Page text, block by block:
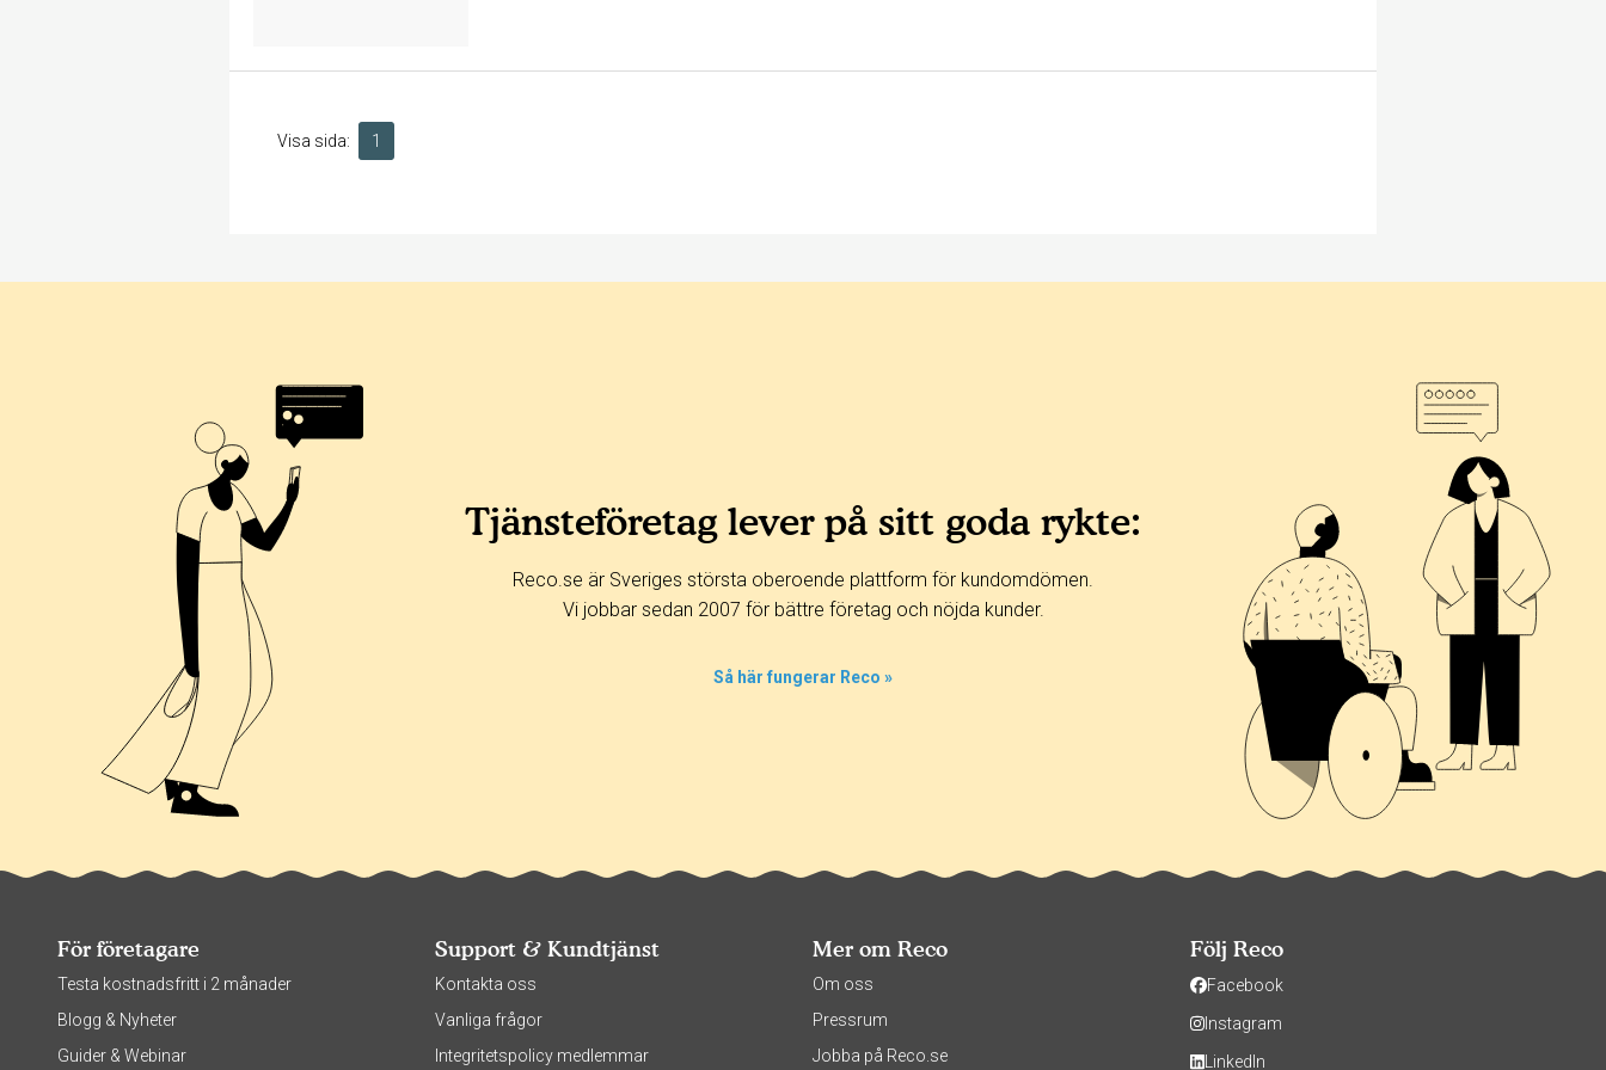
Visa sida: 1
Tjänsteföretag lever på sitt goda rykte:
Reco.se är Sveriges största oberoende plattform för kundomdömen.
Vi jobbar sedan 2007 för bättre företag och nöjda kunder.
Så här fungerar Reco »
För företagare
Testa kostnadsfritt i 2 månader
Blogg & Nyheter
Guider & Webinar
Support & Kundtjänst
Kontakta oss
Vanliga frågor
Integritetspolicy medlemmar
Mer om Reco
Om oss
Pressrum
Jobba på Reco.se
Följ Reco
Facebook
Instagram
LinkedIn